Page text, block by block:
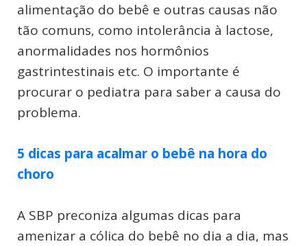
alimentação do bebê e outras causas não
tão comuns, como intolerância à lactose,
anormalidades nos hormônios
gastrintestinais etc. O importante é
procurar o pediatra para saber a causa do
problema.
5 dicas para acalmar o bebê na hora do
choro
A SBP preconiza algumas dicas para
amenizar a cólica do bebê no dia a dia, mas